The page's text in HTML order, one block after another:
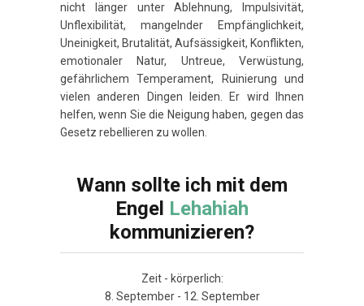
nicht länger unter Ablehnung, Impulsivität,
Unflexibilität, mangelnder Empfänglichkeit,
Uneinigkeit, Brutalität, Aufsässigkeit, Konflikten,
emotionaler Natur, Untreue, Verwüstung,
gefährlichem Temperament, Ruinierung und
vielen anderen Dingen leiden. Er wird Ihnen
helfen, wenn Sie die Neigung haben, gegen das
Gesetz rebellieren zu wollen.
Wann sollte ich mit dem
Engel Lehahiah
kommunizieren?
Zeit - körperlich:
8. September - 12. September